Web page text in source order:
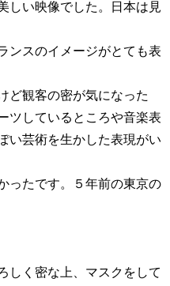
しい映像でした。日本は見
ンスのイメージがとても表
ど観客の密が気になった
ツしているところや音楽表
い芸術を生かした表現がい
ったです。５年前の東京の
しく密な上、マスクをして